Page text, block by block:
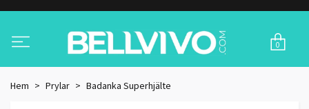
0
Hem Prylar Badanka Superhjälte